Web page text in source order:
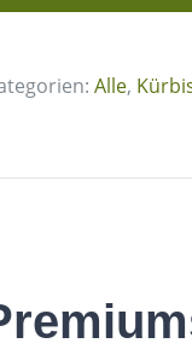
Alle,